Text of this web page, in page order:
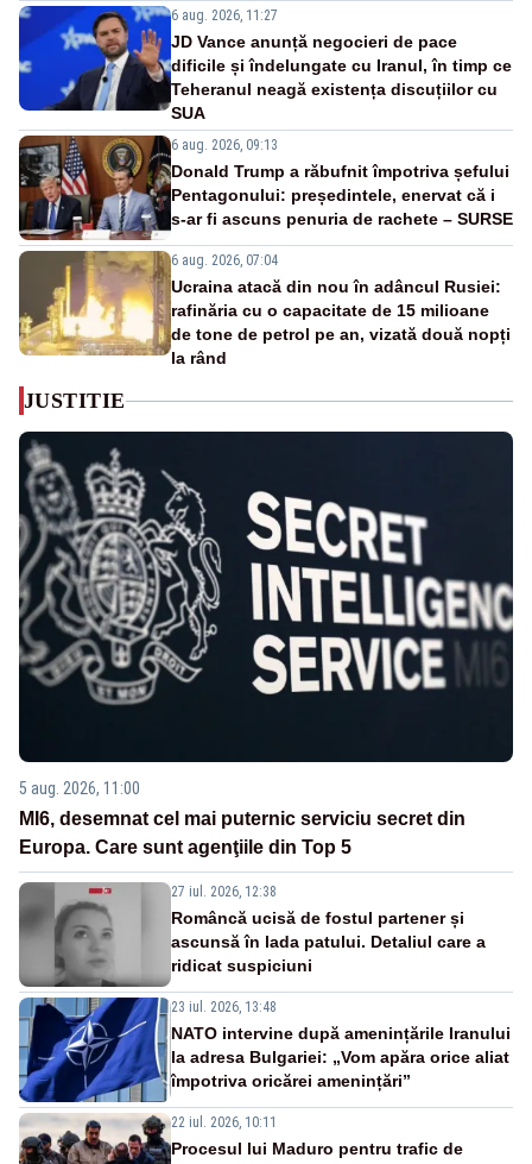
6 aug. 2026, 11:27
JD Vance anunță negocieri de pace
dificile și îndelungate cu Iranul, în timp ce
Teheranul neagă existența discuțiilor cu
SUA
6 aug. 2026, 09:13
Donald Trump a răbufnit împotriva șefului
Pentagonului: președintele, enervat că i
s-ar fi ascuns penuria de rachete – SURSE
6 aug. 2026, 07:04
Ucraina atacă din nou în adâncul Rusiei:
rafinăria cu o capacitate de 15 milioane
de tone de petrol pe an, vizată două nopți
la rând
JUSTITIE
5 aug. 2026, 11:00
MI6, desemnat cel mai puternic serviciu secret din
Europa. Care sunt agenţiile din Top 5
27 iul. 2026, 12:38
Româncă ucisă de fostul partener și
ascunsă în lada patului. Detaliul care a
ridicat suspiciuni
23 iul. 2026, 13:48
NATO intervine după amenințările Iranului
la adresa Bulgariei: „Vom apăra orice aliat
împotriva oricărei amenințări”
22 iul. 2026, 10:11
Procesul lui Maduro pentru trafic de